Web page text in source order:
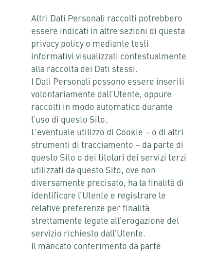
Altri Dati Personali raccolti potrebbero
essere indicati in altre sezioni di questa
privacy policy o mediante testi
informativi visualizzati contestualmente
alla raccolta dei Dati stessi.
I Dati Personali possono essere inseriti
volontariamente dall’Utente, oppure
raccolti in modo automatico durante
l’uso di questo Sito.
L’eventuale utilizzo di Cookie – o di altri
strumenti di tracciamento – da parte di
questo Sito o dei titolari dei servizi terzi
utilizzati da questo Sito, ove non
diversamente precisato, ha la finalità di
identificare l’Utente e registrare le
relative preferenze per finalità
strettamente legate all’erogazione del
servizio richiesto dall’Utente.
Il mancato conferimento da parte